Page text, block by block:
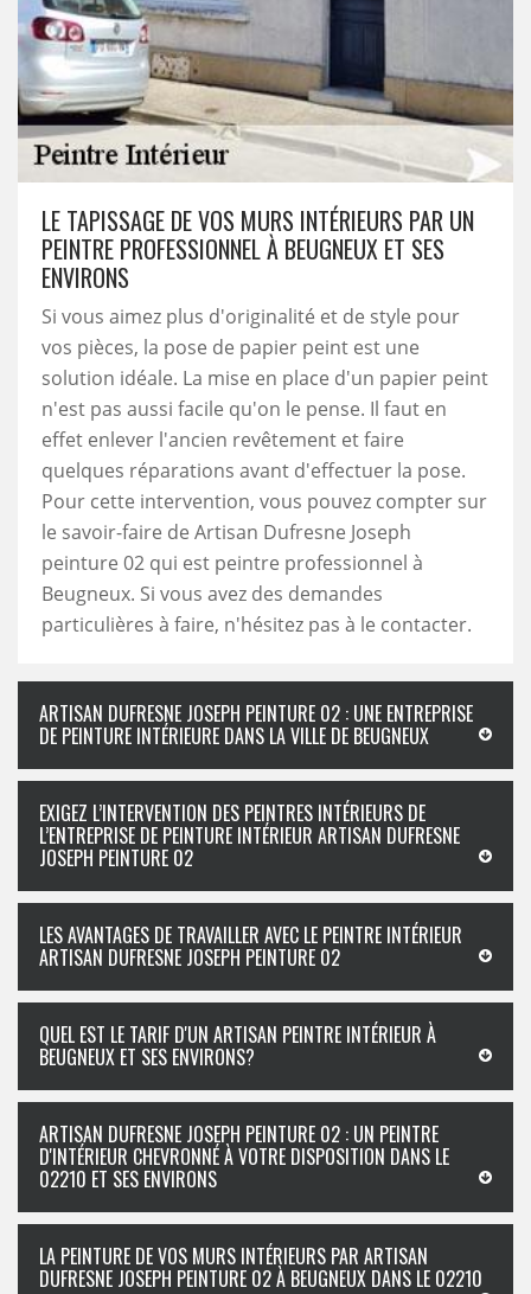
LE TAPISSAGE DE VOS MURS INTÉRIEURS PAR UN
PEINTRE PROFESSIONNEL À BEUGNEUX ET SES
ENVIRONS
Si vous aimez plus d'originalité et de style pour
vos pièces, la pose de papier peint est une
solution idéale. La mise en place d'un papier peint
n'est pas aussi facile qu'on le pense. Il faut en
effet enlever l'ancien revêtement et faire
quelques réparations avant d'effectuer la pose.
Pour cette intervention, vous pouvez compter sur
le savoir-faire de Artisan Dufresne Joseph
peinture 02 qui est peintre professionnel à
Beugneux. Si vous avez des demandes
particulières à faire, n'hésitez pas à le contacter.
ARTISAN DUFRESNE JOSEPH PEINTURE 02 : UNE ENTREPRISE
DE PEINTURE INTÉRIEURE DANS LA VILLE DE BEUGNEUX
EXIGEZ L’INTERVENTION DES PEINTRES INTÉRIEURS DE
L’ENTREPRISE DE PEINTURE INTÉRIEUR ARTISAN DUFRESNE
JOSEPH PEINTURE 02
LES AVANTAGES DE TRAVAILLER AVEC LE PEINTRE INTÉRIEUR
ARTISAN DUFRESNE JOSEPH PEINTURE 02
QUEL EST LE TARIF D'UN ARTISAN PEINTRE INTÉRIEUR À
BEUGNEUX ET SES ENVIRONS?
ARTISAN DUFRESNE JOSEPH PEINTURE 02 : UN PEINTRE
D'INTÉRIEUR CHEVRONNÉ À VOTRE DISPOSITION DANS LE
02210 ET SES ENVIRONS
LA PEINTURE DE VOS MURS INTÉRIEURS PAR ARTISAN
DUFRESNE JOSEPH PEINTURE 02 À BEUGNEUX DANS LE 02210